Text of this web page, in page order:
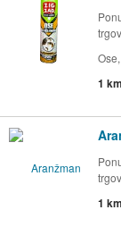
1 km
1 km